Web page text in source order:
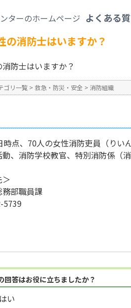
よくある
の消防士はいますか？
防士はいますか？
ゴリ一覧 > 救急・防災・安全 > 消防組織
時点、70人の女性消防吏員（り
、消防学校教官、特別消防係（
部職員課
5739
回答はお役に立ちましたか？
はい